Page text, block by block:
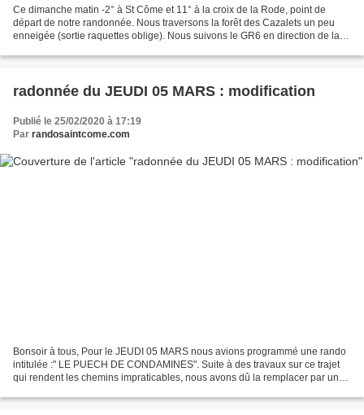
Ce dimanche matin -2° à St Côme et 11° à la croix de la Rode, point de
départ de notre randonnée. Nous traversons la forêt des Cazalets un peu
enneigée (sortie raquettes oblige). Nous suivons le GR6 en direction de la
radonnée du JEUDI 05 MARS : modification
Publié le 25/02/2020 à 17:19
Par randosaintcome.com
Bonsoir à tous, Pour le JEUDI 05 MARS nous avions programmé une rando
intitulée :" LE PUECH DE CONDAMINES". Suite à des travaux sur ce trajet
qui rendent les chemins impraticables, nous avons dû la remplacer par un